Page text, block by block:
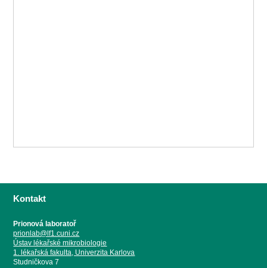
Kontakt
Prionová laboratoř
prionlab@lf1.cuni.cz
Ústav lékařské mikrobiologie
1. lékařská fakulta, Univerzita Karlova
Studničkova 7